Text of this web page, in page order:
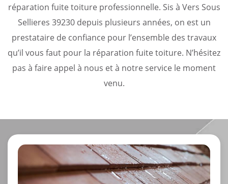
réparation fuite toiture professionnelle. Sis à Vers Sous
Sellieres 39230 depuis plusieurs années, on est un
prestataire de confiance pour l’ensemble des travaux
qu’il vous faut pour la réparation fuite toiture. N’hésitez
pas à faire appel à nous et à notre service le moment
venu.